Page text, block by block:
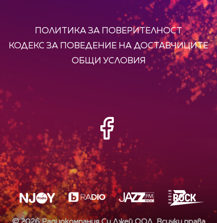
ПОЛИТИКА ЗА ПОВЕРИТЕЛНОСТ
КОДЕКС ЗА ПОВЕДЕНИЕ НА ДОСТАВЧИЦИТЕ
ОБЩИ УСЛОВИЯ